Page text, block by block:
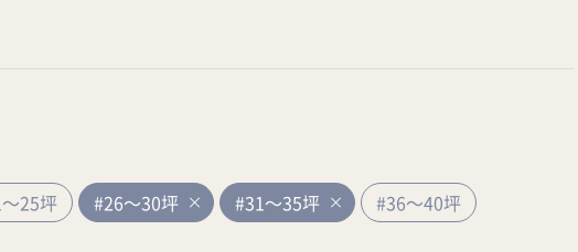
25坪 #26～30坪 #31～35坪
#36～40坪